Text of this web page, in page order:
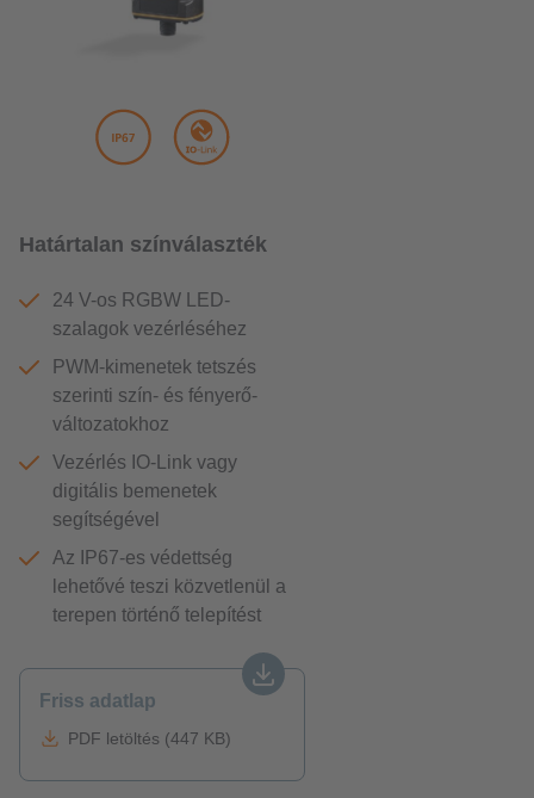
Határtalan színválaszték
24 V-os RGBW LED-
szalagok vezérléséhez
PWM-kimenetek tetszés
szerinti szín- és fényerő-
változatokhoz
Vezérlés IO-Link vagy
digitális bemenetek
segítségével
Az IP67-es védettség
lehetővé teszi közvetlenül a
terepen történő telepítést
Friss adatlap
PDF letöltés (447 KB)